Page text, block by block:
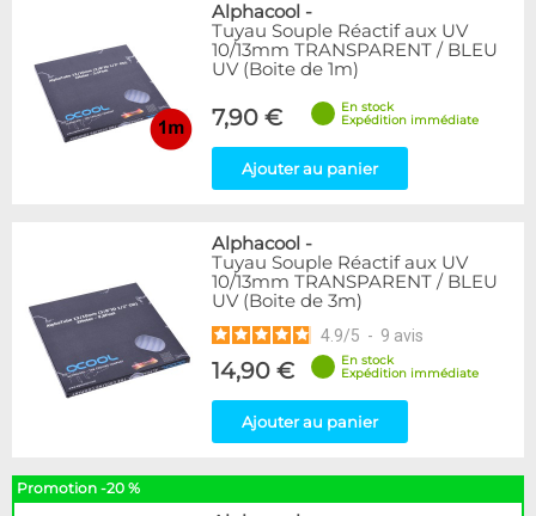
Alphacool -
Tuyau Souple Réactif aux UV
10/13mm TRANSPARENT / BLEU
UV (Boite de 1m)
7,90 €
En stock
Expédition immédiate
Ajouter au panier
Alphacool -
Tuyau Souple Réactif aux UV
10/13mm TRANSPARENT / BLEU
UV (Boite de 3m)
4.9/5 - 9 avis
14,90 €
En stock
Expédition immédiate
Ajouter au panier
Promotion -20 %